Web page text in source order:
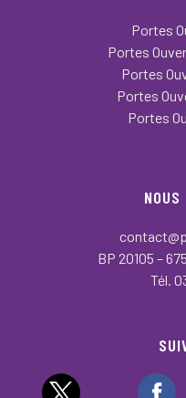
Portes
Portes
Portes
Portes
Portes
NOUS
BP 20105 –
Tél.